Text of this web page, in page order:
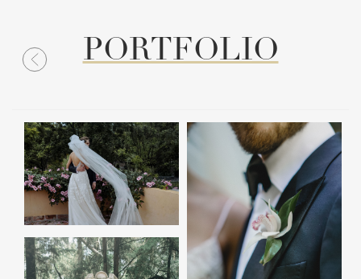
PORTFOLIO